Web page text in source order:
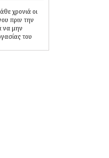
χρονιά οι
πριν την
να μην
του